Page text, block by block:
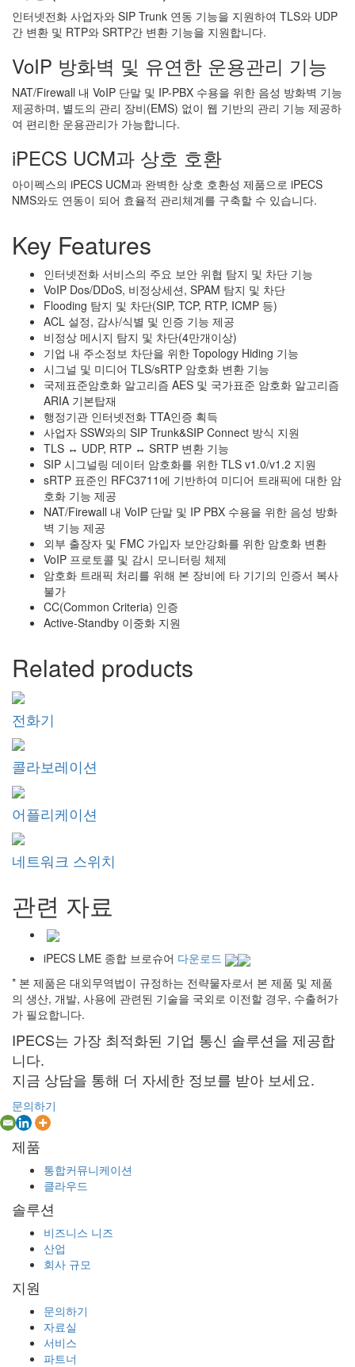
인터넷전화 사업자와 SIP Trunk 연동 기능을 지원하여 TLS와 UDP
간 변환 및 RTP와 SRTP간 변환 기능을 지원합니다.
VoIP 방화벽 및 유연한 운용관리 기능
NAT/Firewall 내 VoIP 단말 및 IP-PBX 수용을 위한 음성 방화벽 기능
제공하며, 별도의 관리 장비(EMS) 없이 웹 기반의 관리 기능 제공하
여 편리한 운용관리가 가능합니다.
iPECS UCM과 상호 호환
아이펙스의 iPECS UCM과 완벽한 상호 호환성 제품으로 iPECS
NMS와도 연동이 되어 효율적 관리체계를 구축할 수 있습니다.
Key Features
인터넷전화 서비스의 주요 보안 위협 탐지 및 차단 기능
VoIP Dos/DDoS, 비정상세션, SPAM 탐지 및 차단
Flooding 탐지 및 차단(SIP, TCP, RTP, ICMP 등)
ACL 설정, 감사/식별 및 인증 기능 제공
비정상 메시지 탐지 및 차단(4만개이상)
기업 내 주소정보 차단을 위한 Topology Hiding 기능
시그널 및 미디어 TLS/sRTP 암호화 변환 기능
국제표준암호화 알고리즘 AES 및 국가표준 암호화 알고리즘
ARIA 기본탑재
행정기관 인터넷전화 TTA인증 획득
사업자 SSW와의 SIP Trunk&SIP Connect 방식 지원
TLS ↔ UDP, RTP ↔ SRTP 변환 기능
SIP 시그널링 데이터 암호화를 위한 TLS v1.0/v1.2 지원
sRTP 표준인 RFC3711에 기반하여 미디어 트래픽에 대한 암
호화 기능 제공
NAT/Firewall 내 VoIP 단말 및 IP PBX 수용을 위한 음성 방화
벽 기능 제공
외부 출장자 및 FMC 가입자 보안강화를 위한 암호화 변환
VoIP 프로토콜 및 감시 모니터링 체제
암호화 트래픽 처리를 위해 본 장비에 타 기기의 인증서 복사
불가
CC(Common Criteria) 인증
Active-Standby 이중화 지원
Related products
전화기
콜라보레이션
어플리케이션
네트워크 스위치
관련 자료
iPECS LME 종합 브로슈어 다운로드
* 본 제품은 대외무역법이 규정하는 전략물자로서 본 제품 및 제품
의 생산, 개발, 사용에 관련된 기술을 국외로 이전할 경우, 수출허가
가 필요합니다.
IPECS는 가장 최적화된 기업 통신 솔루션을 제공합
니다.
지금 상담을 통해 더 자세한 정보를 받아 보세요.
문의하기
제품
통합커뮤니케이션
클라우드
솔루션
비즈니스 니즈
산업
회사 규모
지원
문의하기
자료실
서비스
파트너